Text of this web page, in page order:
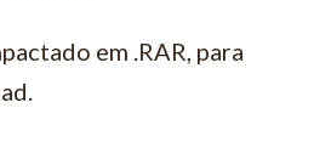
em .RAR, para